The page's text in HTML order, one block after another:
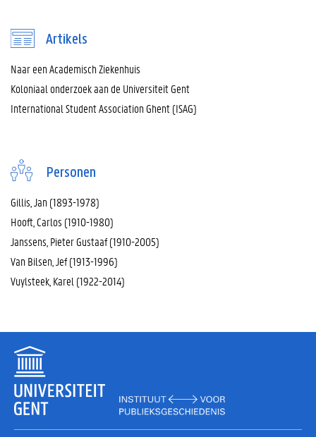
Artikels
Naar een Academisch Ziekenhuis
Koloniaal onderzoek aan de Universiteit Gent
International Student Association Ghent (ISAG)
Personen
Gillis, Jan (1893-1978)
Hooft, Carlos (1910-1980)
Janssens, Pieter Gustaaf (1910-2005)
Van Bilsen, Jef (1913-1996)
Vuylsteek, Karel (1922-2014)